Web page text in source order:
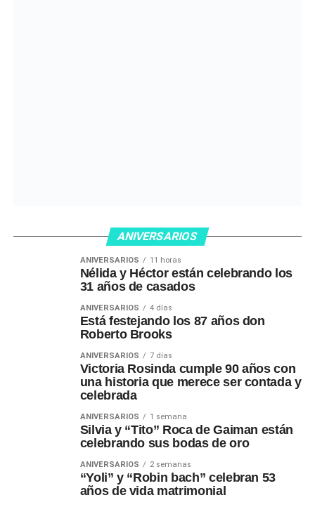
ANIVERSARIOS
ANIVERSARIOS 11 horas
Nélida y Héctor están celebrando los
31 años de casados
ANIVERSARIOS 4 días
Está festejando los 87 años don
Roberto Brooks
ANIVERSARIOS 7 días
Victoria Rosinda cumple 90 años con
una historia que merece ser contada y
celebrada
ANIVERSARIOS 1 semana
Silvia y “Tito” Roca de Gaiman están
celebrando sus bodas de oro
ANIVERSARIOS 2 semanas
“Yoli” y “Robin bach” celebran 53
años de vida matrimonial